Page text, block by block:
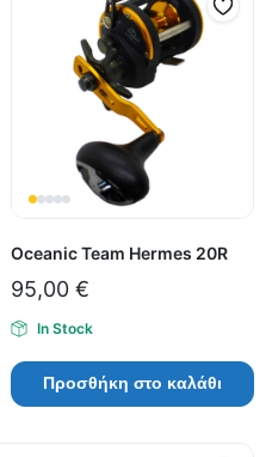
Oceanic Team Hermes 20R
95,00 €
In Stock
Προσθήκη στο καλάθι